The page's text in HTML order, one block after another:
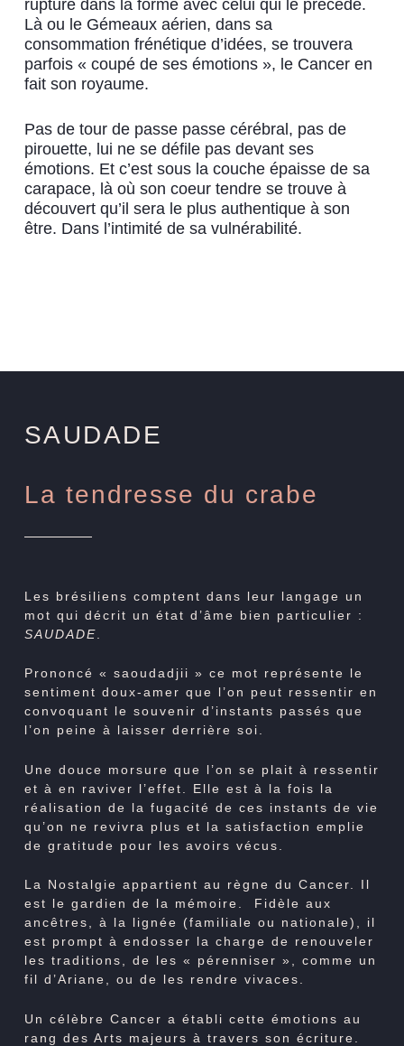
rupture dans la forme avec celui qui le précède.
Là ou le Gémeaux aérien, dans sa
consommation frénétique d’idées, se trouvera
parfois « coupé de ses émotions », le Cancer en
fait son royaume.
Pas de tour de passe passe cérébral, pas de
pirouette, lui ne se défile pas devant ses
émotions. Et c’est sous la couche épaisse de sa
carapace, là où son coeur tendre se trouve à
découvert qu’il sera le plus authentique à son
être. Dans l’intimité de sa vulnérabilité.
SAUDADE
La tendresse du crabe
Les brésiliens comptent dans leur langage un
mot qui décrit un état d’âme bien particulier :
SAUDADE
Prononcé « saoudadjii » ce mot représente le
sentiment doux-amer que l’on peut ressentir en
convoquant le souvenir d’instants passés que
l’on peine à laisser derrière soi.
Une douce morsure que l’on se plait à ressentir
et à en raviver l’effet. Elle est à la fois la
réalisation de la fugacité de ces instants de vie
qu’on ne revivra plus et la satisfaction emplie
de gratitude pour les avoirs vécus.
La Nostalgie appartient au règne du Cancer. Il
est le gardien de la mémoire. Fidèle aux
ancêtres, à la lignée (familiale ou nationale), il
est prompt à endosser la charge de renouveler
les traditions, de les « pérenniser », comme un
fil d’Ariane, ou de les rendre vivaces.
Un célèbre Cancer a établi cette émotions au
rang des Arts majeurs à travers son écriture.